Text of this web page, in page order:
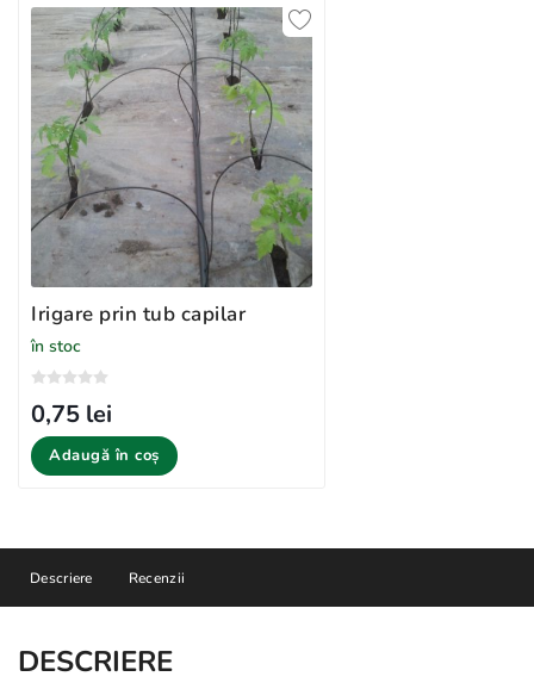
Irigare prin tub capilar
în stoc
0,75 lei
Adaugă în coș
Descriere Recenzii
DESCRIERE